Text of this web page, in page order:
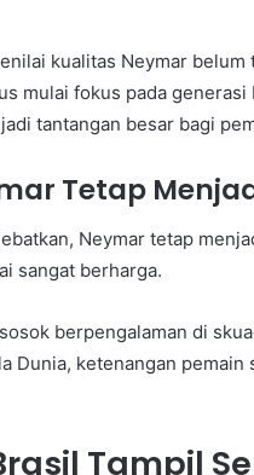
kualitas Neymar
mulai fokus pada
tantangan besar bagi
Tetap
Neymar tetap
sangat berharga.
berpengalaman di
Dunia, ketenangan
Tampil